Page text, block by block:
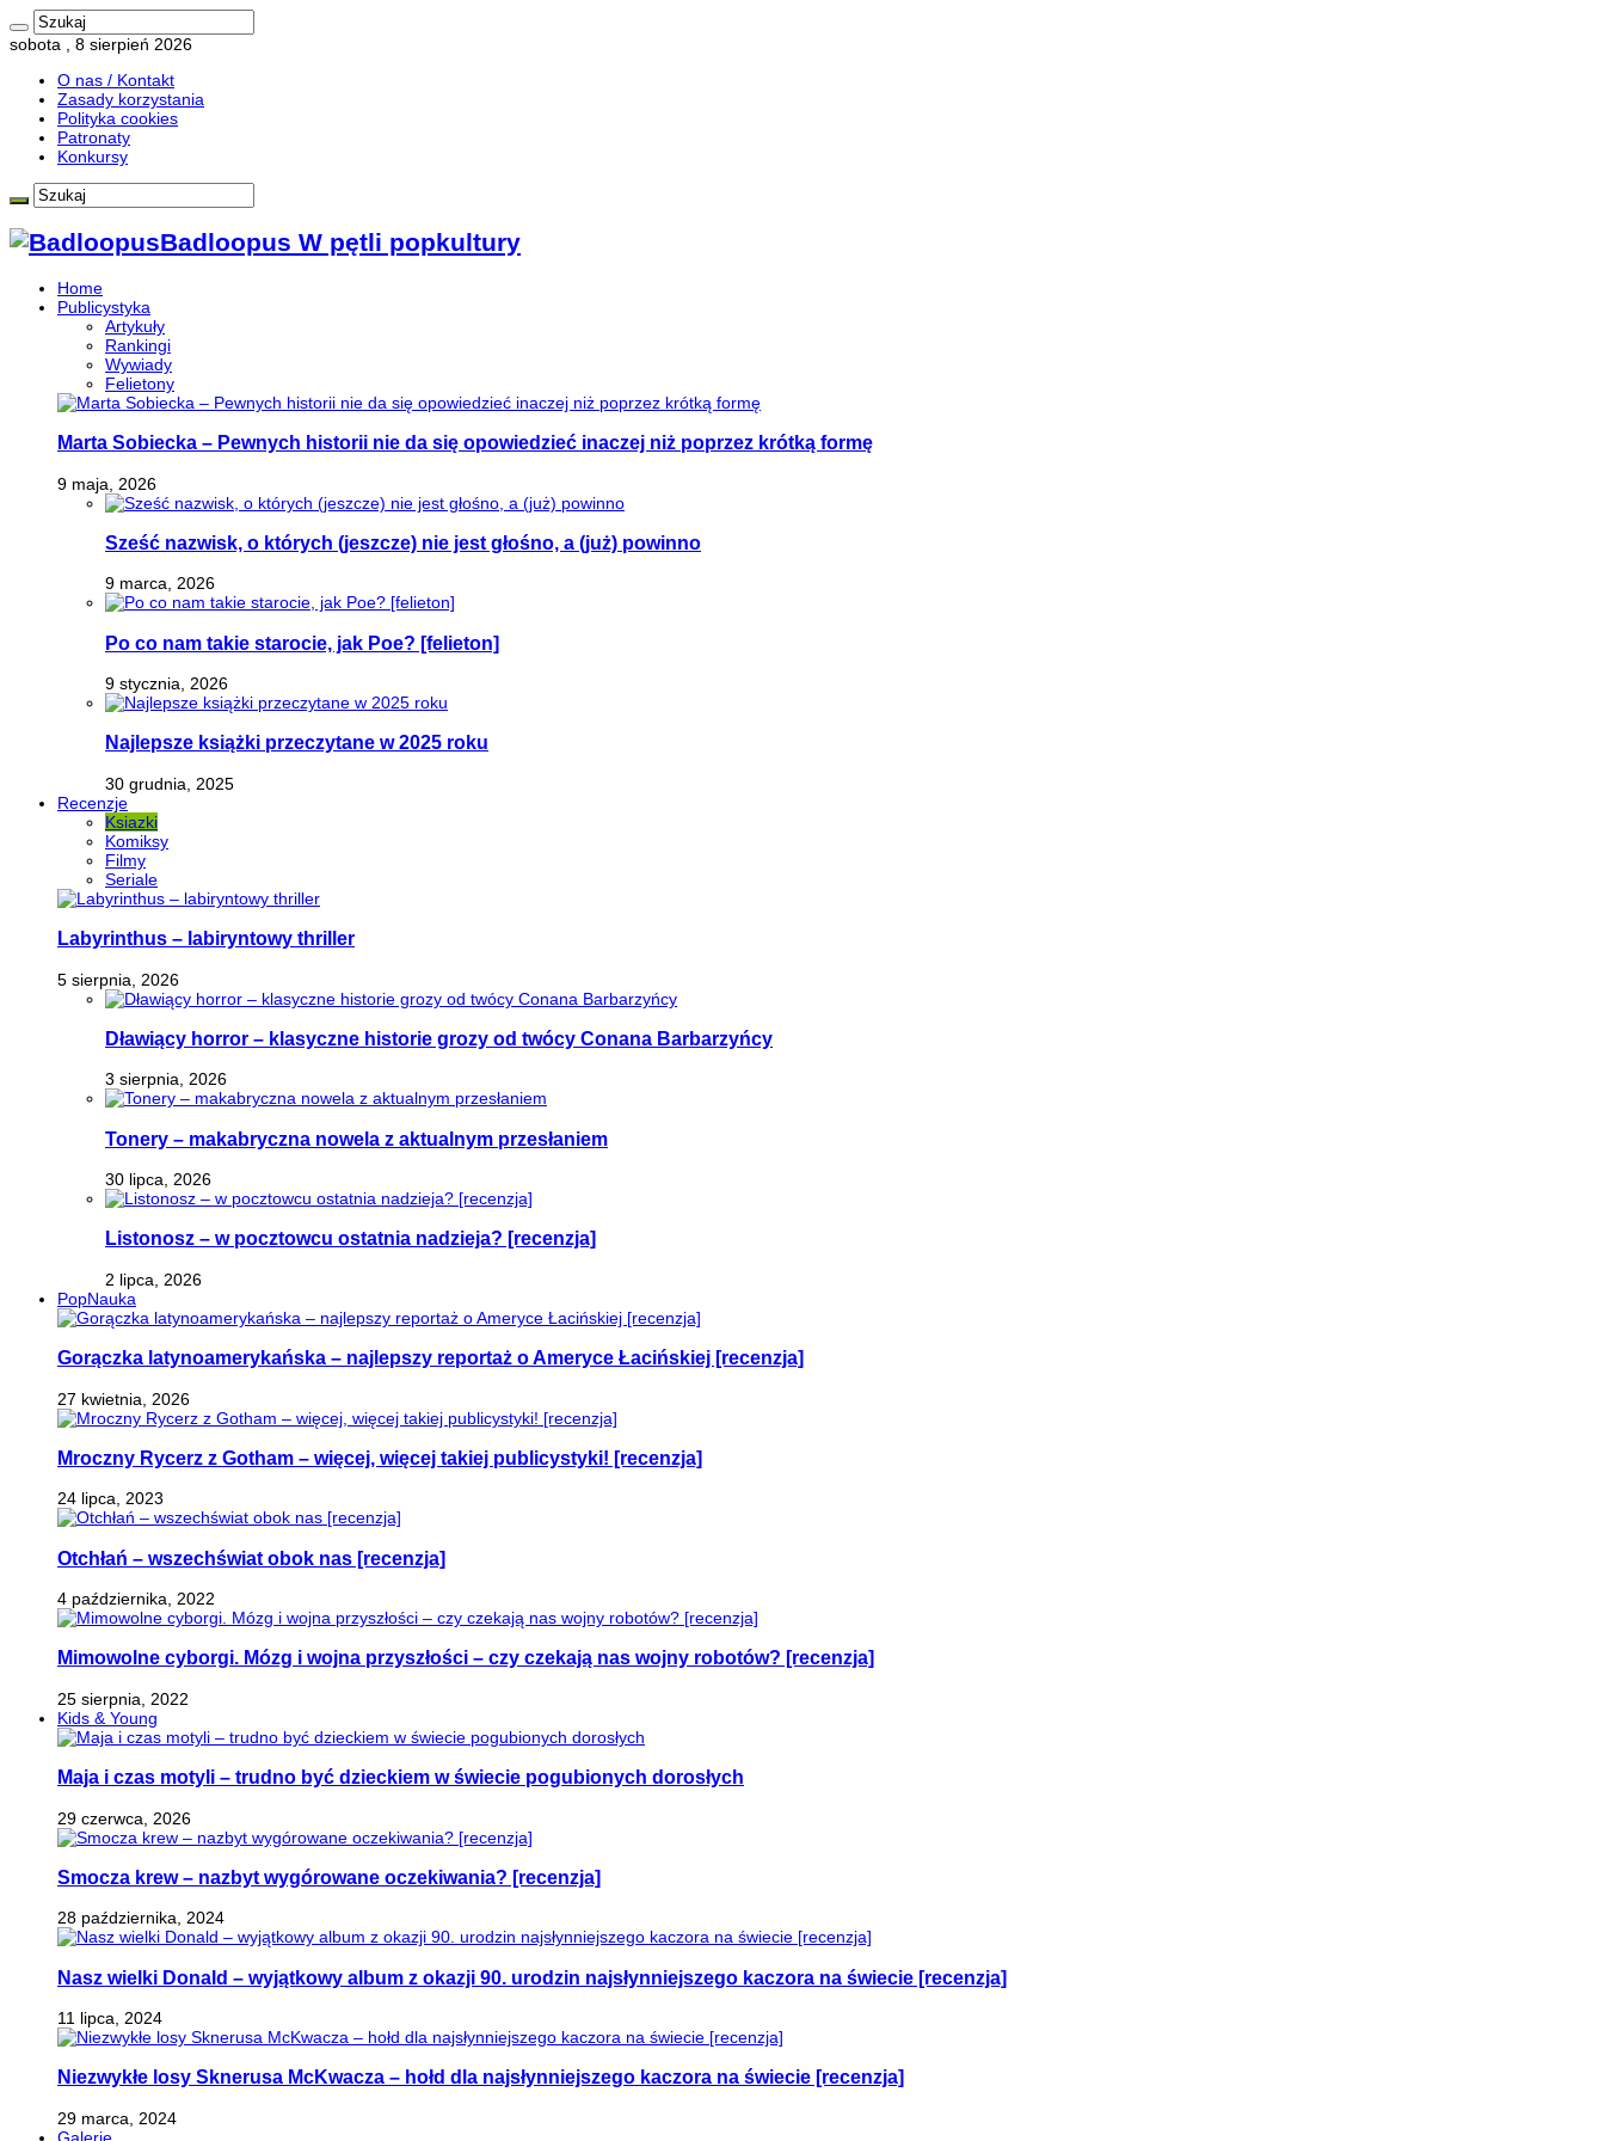
sobota , 8 sierpień 2026
O nas / Kontakt
Zasady korzystania
Polityka cookies
Patronaty
Konkursy
Badloopus W pętli popkultury
Home
Publicystyka
Artykuły
Rankingi
Wywiady
Felietony
Marta Sobiecka – Pewnych historii nie da się opowiedzieć inaczej niż poprzez krótką formę
9 maja, 2026
Sześć nazwisk, o których (jeszcze) nie jest głośno, a (już) powinno
9 marca, 2026
Po co nam takie starocie, jak Poe? [felieton]
9 stycznia, 2026
Najlepsze książki przeczytane w 2025 roku
30 grudnia, 2025
Recenzje
Ksiazki
Komiksy
Filmy
Seriale
Labyrinthus – labiryntowy thriller
5 sierpnia, 2026
Dławiący horror – klasyczne historie grozy od twócy Conana Barbarzyńcy
3 sierpnia, 2026
Tonery – makabryczna nowela z aktualnym przesłaniem
30 lipca, 2026
Listonosz – w pocztowcu ostatnia nadzieja? [recenzja]
2 lipca, 2026
PopNauka
Gorączka latynoamerykańska – najlepszy reportaż o Ameryce Łacińskiej [recenzja]
27 kwietnia, 2026
Mroczny Rycerz z Gotham – więcej, więcej takiej publicystyki! [recenzja]
24 lipca, 2023
Otchłań – wszechświat obok nas [recenzja]
4 października, 2022
Mimowolne cyborgi. Mózg i wojna przyszłości – czy czekają nas wojny robotów? [recenzja]
25 sierpnia, 2022
Kids & Young
Maja i czas motyli – trudno być dzieckiem w świecie pogubionych dorosłych
29 czerwca, 2026
Smocza krew – nazbyt wygórowane oczekiwania? [recenzja]
28 października, 2024
Nasz wielki Donald – wyjątkowy album z okazji 90. urodzin najsłynniejszego kaczora na świecie [recenzja]
11 lipca, 2024
Niezwykłe losy Sknerusa McKwacza – hołd dla najsłynniejszego kaczora na świecie [recenzja]
29 marca, 2024